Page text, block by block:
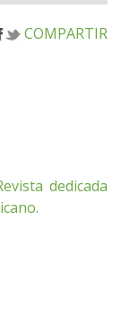
COMPARTIR
dedicada